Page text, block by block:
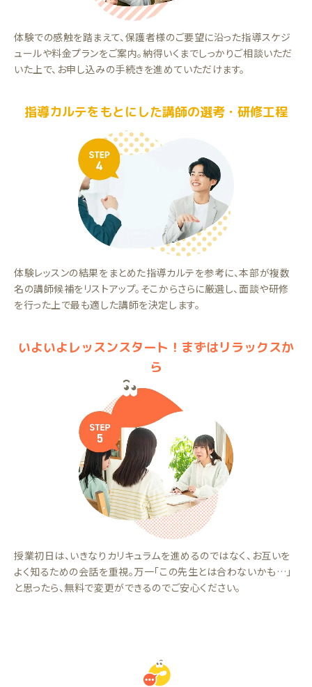
体験での感触を踏まえて、保護者様のご要望に沿った指導スケジ
ュールや料金プランをご案内。納得いくまでしっかりご相談いただ
いた上で、お申し込みの手続きを進めていただけます。
指導カルテをもとにした講師の選考・研修工程
体験レッスンの結果をまとめた指導カルテを参考に、本部が複数
名の講師候補をリストアップ。そこからさらに厳選し、面談や研修
を行った上で最も適した講師を決定します。
いよいよレッスンスタート！まずはリラックスか
ら
授業初日は、いきなりカリキュラムを進めるのではなく、お互いを
よく知るための会話を重視。万一「この先生とは合わないかも…」
と思ったら、無料で変更ができるのでご安心ください。